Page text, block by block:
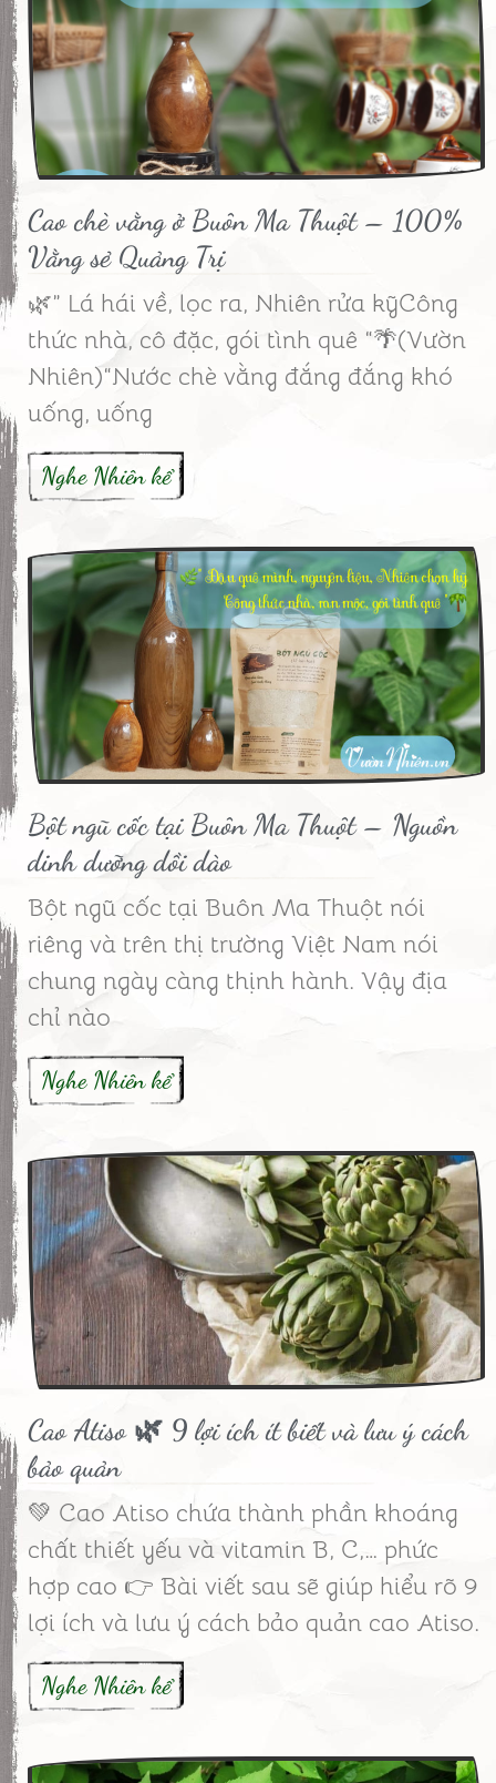
Cao chè vằng ở Buôn Ma Thuột – 100%
Vằng sẻ Quảng Trị
🌿” Lá hái về, lọc ra, Nhiên rửa kỹCông
thức nhà, cô đặc, gói tình quê “🌴(Vườn
Nhiên)“Nước chè vằng đắng đắng khó
uống, uống
Nghe Nhiên kể
Bột ngũ cốc tại Buôn Ma Thuột – Nguồn
dinh dưỡng dồi dào
Bột ngũ cốc tại Buôn Ma Thuột nói
riêng và trên thị trường Việt Nam nói
chung ngày càng thịnh hành. Vậy địa
chỉ nào
Nghe Nhiên kể
Cao Atiso 🌿 9 lợi ích ít biết và lưu ý cách
bảo quản
💚 Cao Atiso chứa thành phần khoáng
chất thiết yếu và vitamin B, C,… phức
hợp cao 👉 Bài viết sau sẽ giúp hiểu rõ 9
lợi ích và lưu ý cách bảo quản cao Atiso.
Nghe Nhiên kể